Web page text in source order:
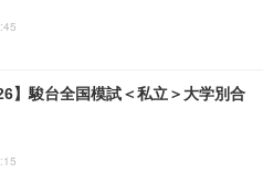
】駿台全国模試＜私立＞大学別合